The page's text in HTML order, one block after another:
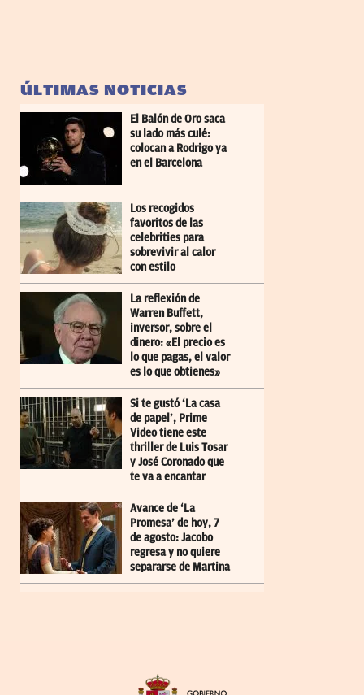
ÚLTIMAS NOTICIAS
El Balón de Oro saca
su lado más culé:
colocan a Rodrigo ya
en el Barcelona
Los recogidos
favoritos de las
celebrities para
sobrevivir al calor
con estilo
La reflexión de
Warren Buffett,
inversor, sobre el
dinero: «El precio es
lo que pagas, el valor
es lo que obtienes»
Si te gustó ‘La casa
de papel’, Prime
Video tiene este
thriller de Luis Tosar
y José Coronado que
te va a encantar
Avance de ‘La
Promesa’ de hoy, 7
de agosto: Jacobo
regresa y no quiere
separarse de Martina